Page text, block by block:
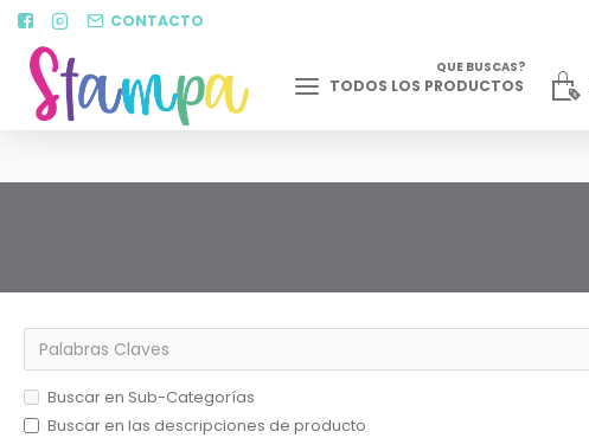
CONTACTO
TODOS LOS PRODUCTOS
QUE BUSCAS?
Buscar en Sub-Categorías
Buscar en las descripciones de producto